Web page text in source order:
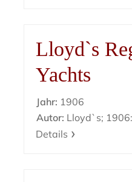
Lloyd`s
Yachts
Jahr: 1906
Autor: Lloyd`s; 1906:
Details